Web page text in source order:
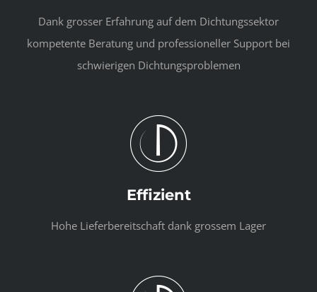
Dank grosser Erfahrung auf dem Dichtungssektor
kompetente Beratung und professioneller Support bei
schwierigen Dichtungsproblemen
Effizient
Hohe Lieferbereitschaft dank grossem Lager